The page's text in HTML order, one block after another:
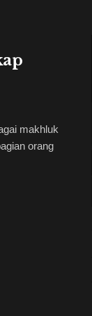
makhluk
orang